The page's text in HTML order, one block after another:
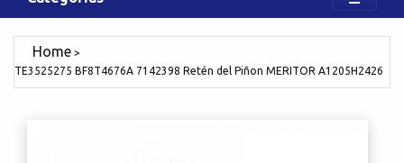
TE3525275 BF8T4676A 7142398 Retén del Piñon MERITOR A1205H2426